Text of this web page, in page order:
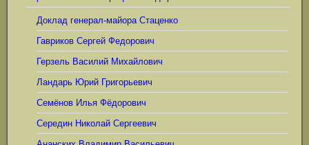
Доклад генерал-майора Стаценко
Гавриков Сергей Федорович
Герзель Василий Михайлович
Ландарь Юрий Григорьевич
Семёнов Илья Фёдорович
Середин Николай Сергеевич